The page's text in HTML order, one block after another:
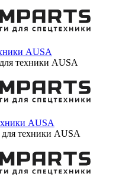
AUSA
техники AUSA
AUSA
техники AUSA